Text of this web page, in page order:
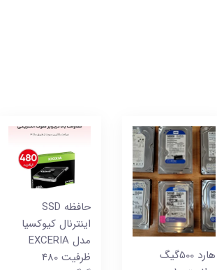
هارد 500گیگ
حافظه SSD
اینترنال کیوکسیا
مدل EXCERIA
ظرفیت 480